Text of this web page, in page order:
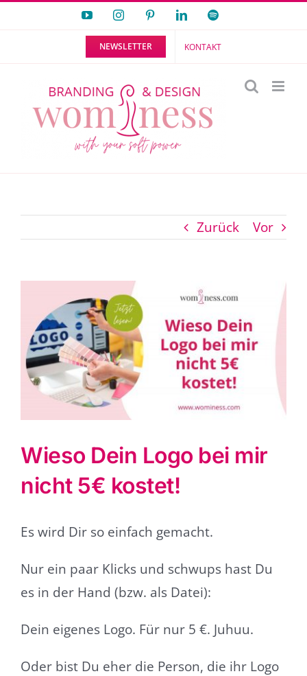
YouTubeInstagramPinterestLinkedInSpotify
NEWSLETTER KONTAKT
Zurück Vor
grösseres
Bild
Wieso Dein Logo bei mir
nicht 5€ kostet!
Es wird Dir so einfach gemacht.
Nur ein paar Klicks und schwups hast Du
es in der Hand (bzw. als Datei):
Dein eigenes Logo. Für nur 5 €. Juhuu.
Oder bist Du eher die Person, die ihr Logo